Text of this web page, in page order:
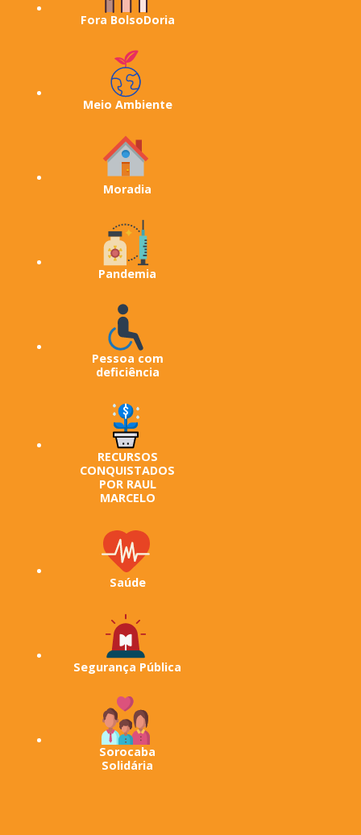
Fora BolsoDoria
Meio Ambiente
Moradia
Pandemia
Pessoa com
deficiência
RECURSOS
CONQUISTADOS
POR RAUL
MARCELO
Saúde
Segurança Pública
Sorocaba
Solidária